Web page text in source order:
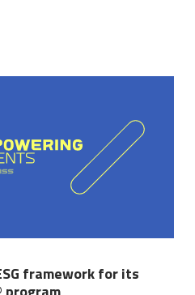
framework for its